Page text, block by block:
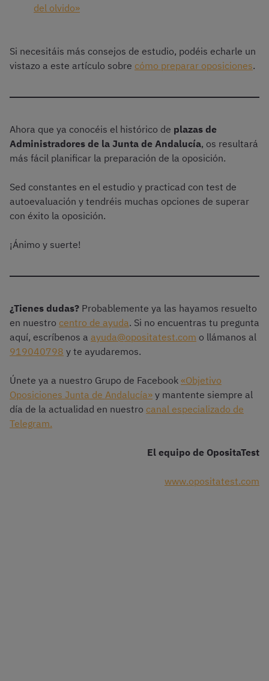
del olvido»
Si necesitáis más consejos de estudio, podéis echarle un
vistazo a este artículo sobre cómo preparar oposiciones.
Ahora que ya conocéis el histórico de plazas de
Administradores de la Junta de Andalucía, os resultará
más fácil planificar la preparación de la oposición.
Sed constantes en el estudio y practicad con test de
autoevaluación y tendréis muchas opciones de superar
con éxito la oposición.
¡Ánimo y suerte!
¿Tienes dudas? Probablemente ya las hayamos resuelto
en nuestro centro de ayuda. Si no encuentras tu pregunta
aquí, escríbenos a ayuda@opositatest.com o llámanos al
919040798 y te ayudaremos.
Únete ya a nuestro Grupo de Facebook «Objetivo
Oposiciones Junta de Andalucía» y mantente siempre al
día de la actualidad en nuestro canal especializado de
Telegram.
El equipo de OpositaTest
www.opositatest.com